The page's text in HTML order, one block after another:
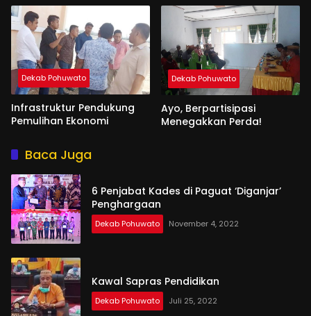
Dekab Pohuwato
Infrastruktur Pendukung
Pemulihan Ekonomi
Dekab Pohuwato
Ayo, Berpartisipasi
Menegakkan Perda!
Baca Juga
6 Penjabat Kades di Paguat ‘Diganjar’
Penghargaan
Dekab Pohuwato November 4, 2022
Kawal Sapras Pendidikan
Dekab Pohuwato Juli 25, 2022